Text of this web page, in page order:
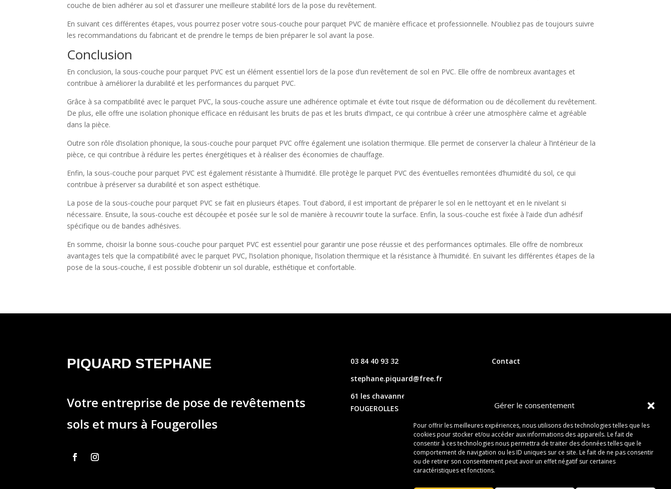
Gérer le consentement
Pour offrir les meilleures expériences, nous utilisons des technologies telles que les
cookies pour stocker et/ou accéder aux informations des appareils. Le fait de
consentir à ces technologies nous permettra de traiter des données telles que le
comportement de navigation ou les ID uniques sur ce site. Le fait de ne pas consentir
ou de retirer son consentement peut avoir un effet négatif sur certaines
caractéristiques et fonctions.
couche de bien adhérer au sol et d’assurer une meilleure stabilité lors de la pose du revêtement.
En suivant ces différentes étapes, vous pourrez poser votre sous-couche pour parquet PVC de manière efficace et professionnelle. N’oubliez pas de toujours suivre
les recommandations du fabricant et de prendre le temps de bien préparer le sol avant la pose.
Conclusion
En conclusion, la sous-couche pour parquet PVC est un élément essentiel lors de la pose d’un revêtement de sol en PVC. Elle offre de nombreux avantages et
contribue à améliorer la durabilité et les performances du parquet PVC.
Grâce à sa compatibilité avec le parquet PVC, la sous-couche assure une adhérence optimale et évite tout risque de déformation ou de décollement du revêtement.
De plus, elle offre une isolation phonique efficace en réduisant les bruits de pas et les bruits d’impact, ce qui contribue à créer une atmosphère calme et agréable
dans la pièce.
Outre son rôle d’isolation phonique, la sous-couche pour parquet PVC offre également une isolation thermique. Elle permet de conserver la chaleur à l’intérieur de la
pièce, ce qui contribue à réduire les pertes énergétiques et à réaliser des économies de chauffage.
Enfin, la sous-couche pour parquet PVC est également résistante à l’humidité. Elle protège le parquet PVC des éventuelles remontées d’humidité du sol, ce qui
contribue à préserver sa durabilité et son aspect esthétique.
La pose de la sous-couche pour parquet PVC se fait en plusieurs étapes. Tout d’abord, il est important de préparer le sol en le nettoyant et en le nivelant si
nécessaire. Ensuite, la sous-couche est découpée et posée sur le sol de manière à recouvrir toute la surface. Enfin, la sous-couche est fixée à l’aide d’un adhésif
spécifique ou de bandes adhésives.
En somme, choisir la bonne sous-couche pour parquet PVC est essentiel pour garantir une pose réussie et des performances optimales. Elle offre de nombreux
avantages tels que la compatibilité avec le parquet PVC, l’isolation phonique, l’isolation thermique et la résistance à l’humidité. En suivant les différentes étapes de la
pose de la sous-couche, il est possible d’obtenir un sol durable, esthétique et confortable.
PIQUARD STEPHANE
Votre entreprise de pose de revêtements
sols et murs à Fougerolles
03 84 40 93 32
stephane.piquard@free.fr
61 les chavannes – 70220
FOUGEROLLES
Contact